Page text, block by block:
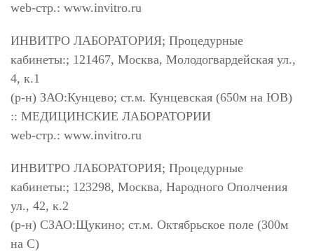
web-стр.: www.invitro.ru
ИНВИТРО ЛАБОРАТОРИЯ; Процедурные
кабинеты:; 121467, Москва, Молодогвардейская ул.,
4, к.1
(р-н) ЗАО:Кунцево; ст.м. Кунцевская (650м на ЮВ)
:: МЕДИЦИНСКИЕ ЛАБОРАТОРИИ
web-стр.: www.invitro.ru
ИНВИТРО ЛАБОРАТОРИЯ; Процедурные
кабинеты:; 123298, Москва, Народного Ополчения
ул., 42, к.2
(р-н) СЗАО:Щукино; ст.м. Октябрьское поле (300м
на С)